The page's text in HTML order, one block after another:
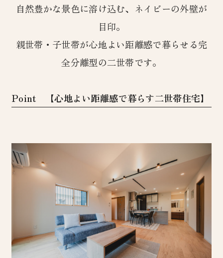
自然豊かな景色に溶け込む、ネイビーの外壁が
目印。
親世帯・子世帯が心地よい距離感で暮らせる完
全分離型の二世帯です。
Point 【心地よい距離感で暮らす二世帯住宅】